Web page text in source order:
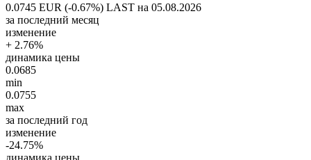
0.0745 EUR (-0.67%) LAST на 05.08.2026
за последний месяц
изменение
+ 2.76%
динамика цены
0.0685
min
0.0755
max
за последний год
изменение
-24.75%
динамика цены